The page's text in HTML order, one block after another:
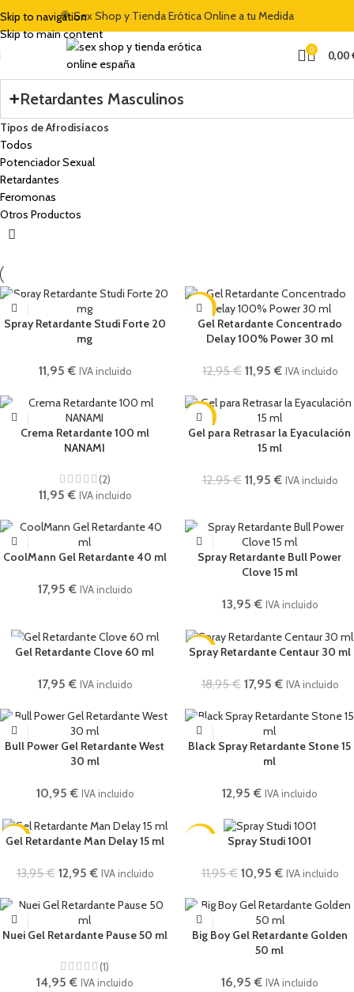
Skip to navigation
Skip to main content
🍭 Sex Shop y Tienda Erótica Online a tu Medida
0 0,00
Retardantes Masculinos
Tipos de Afrodisíacos
Todos
Potenciador Sexual
Retardantes
Feromonas
Otros Productos
Spray Retardante Studi Forte 20
mg
11,95€ IVA incluido
-8%
Gel Retardante Concentrado
Delay 100% Power 30 ml
12,95€ 11,95€ IVA incluido
Crema Retardante 100 ml
NANAMI
(2)
11,95€ IVA incluido
-8%
Gel para Retrasar la Eyaculación
15 ml
12,95€ 11,95€ IVA incluido
CoolMann Gel Retardante 40 ml
17,95€ IVA incluido
Spray Retardante Bull Power
Clove 15 ml
13,95€ IVA incluido
Gel Retardante Clove 60 ml
17,95€ IVA incluido
-5%
Spray Retardante Centaur 30 ml
18,95€ 17,95€ IVA incluido
Bull Power Gel Retardante West
30 ml
10,95€ IVA incluido
Black Spray Retardante Stone 15
ml
12,95€ IVA incluido
-7%
Gel Retardante Man Delay 15 ml
13,95€ 12,95€ IVA incluido
Spray Studi 1001
11,95€ 10,95€ IVA incluido
Nuei Gel Retardante Pause 50 ml
(1)
14,95€ IVA incluido
Big Boy Gel Retardante Golden
50 ml
16,95€ IVA incluido